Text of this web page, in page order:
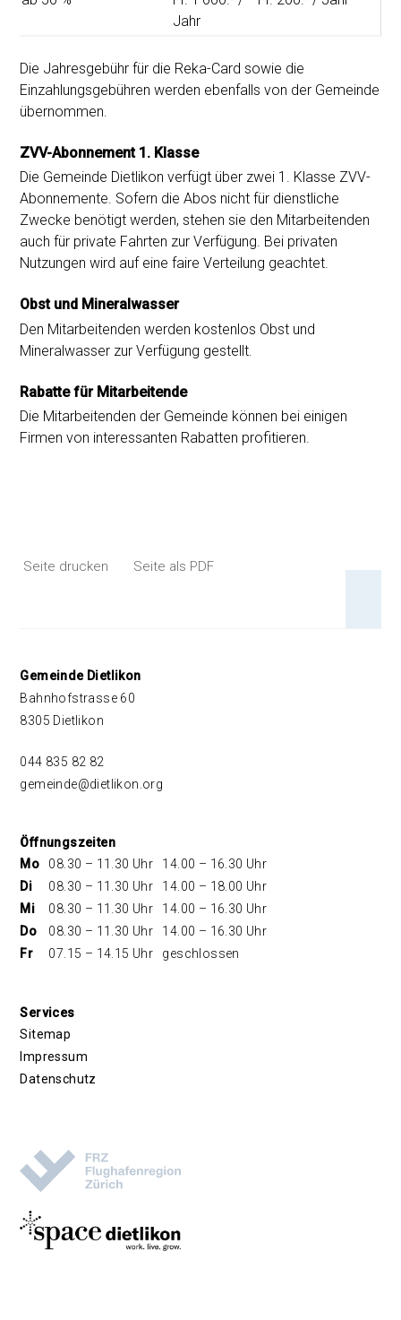
Jahr
Die Jahresgebühr für die Reka-Card sowie die
Einzahlungsgebühren werden ebenfalls von der Gemeinde
übernommen.
ZVV-Abonnement 1. Klasse
Die Gemeinde Dietlikon verfügt über zwei 1. Klasse ZVV-
Abonnemente. Sofern die Abos nicht für dienstliche
Zwecke benötigt werden, stehen sie den Mitarbeitenden
auch für private Fahrten zur Verfügung. Bei privaten
Nutzungen wird auf eine faire Verteilung geachtet.
Obst und Mineralwasser
Den Mitarbeitenden werden kostenlos Obst und
Mineralwasser zur Verfügung gestellt.
Rabatte für Mitarbeitende
Die Mitarbeitenden der Gemeinde können bei einigen
Firmen von interessanten Rabatten profitieren.
Seite drucken Seite als PDF
Footer
Gemeinde Dietlikon
Bahnhofstrasse 60
8305 Dietlikon
044 835 82 82
gemeinde@dietlikon.org
Öffnungszeiten
Mo
08.30 – 11.30 Uhr
14.00 – 16.30 Uhr
Di
08.30 – 11.30 Uhr
14.00 – 18.00 Uhr
Mi
08.30 – 11.30 Uhr
14.00 – 16.30 Uhr
Do
08.30 – 11.30 Uhr
14.00 – 16.30 Uhr
Fr
07.15 – 14.15 Uhr geschlossen
Services
Sitemap
Impressum
Datenschutz